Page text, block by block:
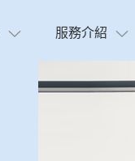
服務介紹